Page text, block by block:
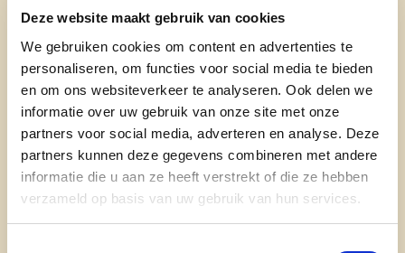
Deze website maakt gebruik van cookies
We gebruiken cookies om content en advertenties te
personaliseren, om functies voor social media te bieden
en om ons websiteverkeer te analyseren. Ook delen we
informatie over uw gebruik van onze site met onze
partners voor social media, adverteren en analyse. Deze
partners kunnen deze gegevens combineren met andere
informatie die u aan ze heeft verstrekt of die ze hebben
verzameld op basis van uw gebruik van hun services.
Als Vlaams minister van Landbouw licht ik tijdens
het onderstaandedialoogmomentgraag toe
waarom cd&v het stikstofdecreet mee heeft
goedgekeurd.
Schrijf je hier in